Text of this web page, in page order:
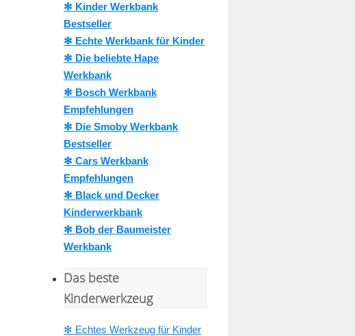
✻ Kinder Werkbank
Bestseller
✻ Echte Werkbank für Kinder
✻ Die beliebte Hape
Werkbank
✻ Bosch Werkbank
Empfehlungen
✻ Die Smoby Werkbank
Bestseller
✻ Cars Werkbank
Empfehlungen
✻ Black und Decker
Kinderwerkbank
✻ Bob der Baumeister
Werkbank
Das beste
Kinderwerkzeug
✻ Echtes Werkzeug für Kinder